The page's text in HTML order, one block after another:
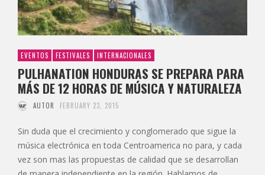
EVENTOS FESTIVALES INTERNACIONALES
PULHANATION HONDURAS SE PREPARA PARA
MÁS DE 12 HORAS DE MÚSICA Y NATURALEZA
AUTOR FEBRUARY 23, 2015
Sin duda que el crecimiento y conglomerado que sigue la
música electrónica en toda Centroamerica no para, y cada
vez son mas las propuestas de calidad que se desarrollan